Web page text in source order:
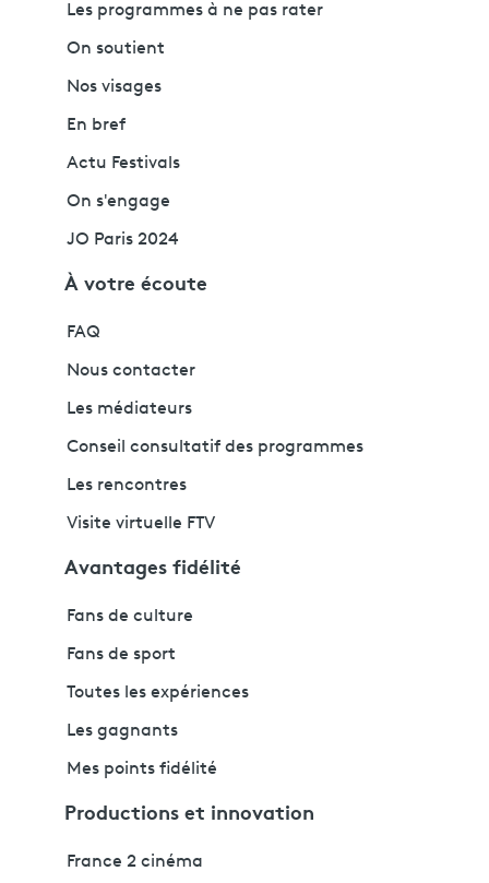
Les programmes à ne pas rater
On soutient
Nos visages
En bref
Actu Festivals
On s'engage
JO Paris 2024
À votre écoute
FAQ
Nous contacter
Les médiateurs
Conseil consultatif des programmes
Les rencontres
Visite virtuelle FTV
Avantages fidélité
Fans de culture
Fans de sport
Toutes les expériences
Les gagnants
Mes points fidélité
Productions et innovation
France 2 cinéma